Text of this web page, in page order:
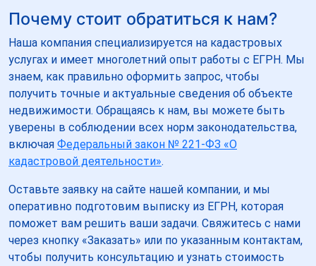
Почему стоит обратиться к нам?
Наша компания специализируется на кадастровых
услугах и имеет многолетний опыт работы с ЕГРН. Мы
знаем, как правильно оформить запрос, чтобы
получить точные и актуальные сведения об объекте
недвижимости. Обращаясь к нам, вы можете быть
уверены в соблюдении всех норм законодательства,
включая Федеральный закон № 221-ФЗ «О
кадастровой деятельности».
Оставьте заявку на сайте нашей компании, и мы
оперативно подготовим выписку из ЕГРН, которая
поможет вам решить ваши задачи. Свяжитесь с нами
через кнопку «Заказать» или по указанным контактам,
чтобы получить консультацию и узнать стоимость